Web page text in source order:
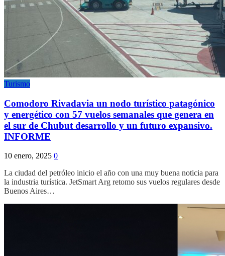
Turismo
Comodoro Rivadavia un nodo turístico patagónico
y energético con 57 vuelos semanales que genera en
el sur de Chubut desarrollo y un futuro expansivo.
INFORME
10 enero, 2025 0
La ciudad del petróleo inicio el año con una muy buena noticia para
la industria turística. JetSmart Arg retomo sus vuelos regulares desde
Buenos Aires…